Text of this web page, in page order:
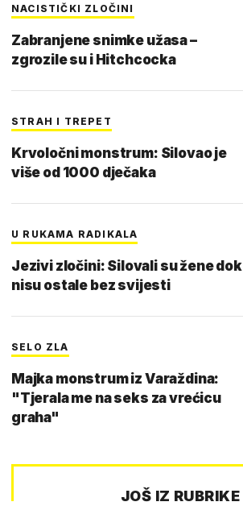
NACISTIČKI ZLOČINI
Zabranjene snimke užasa –
zgrozile su i Hitchcocka
STRAH I TREPET
Krvoločni monstrum: Silovao je
više od 1000 dječaka
U RUKAMA RADIKALA
Jezivi zločini: Silovali su žene dok
nisu ostale bez svijesti
SELO ZLA
Majka monstrum iz Varaždina:
"Tjerala me na seks za vrećicu
graha"
JOŠ IZ RUBRIKE